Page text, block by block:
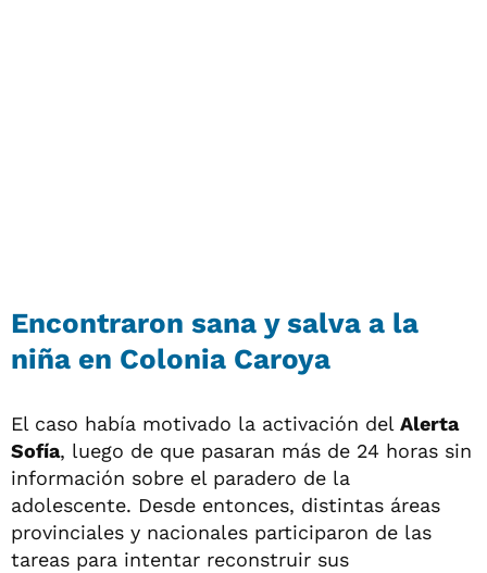
Encontraron sana y salva a la
niña en Colonia Caroya
El caso había motivado la activación del Alerta
Sofía, luego de que pasaran más de 24 horas sin
información sobre el paradero de la
adolescente. Desde entonces, distintas áreas
provinciales y nacionales participaron de las
tareas para intentar reconstruir sus